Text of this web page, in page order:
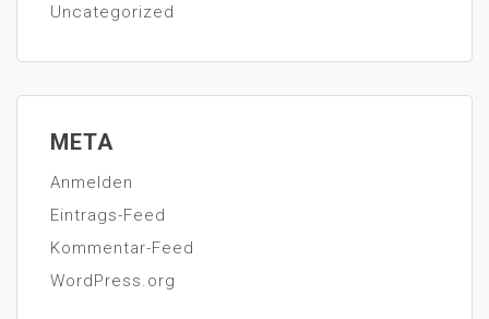
Uncategorized
META
Anmelden
Eintrags-Feed
Kommentar-Feed
WordPress.org